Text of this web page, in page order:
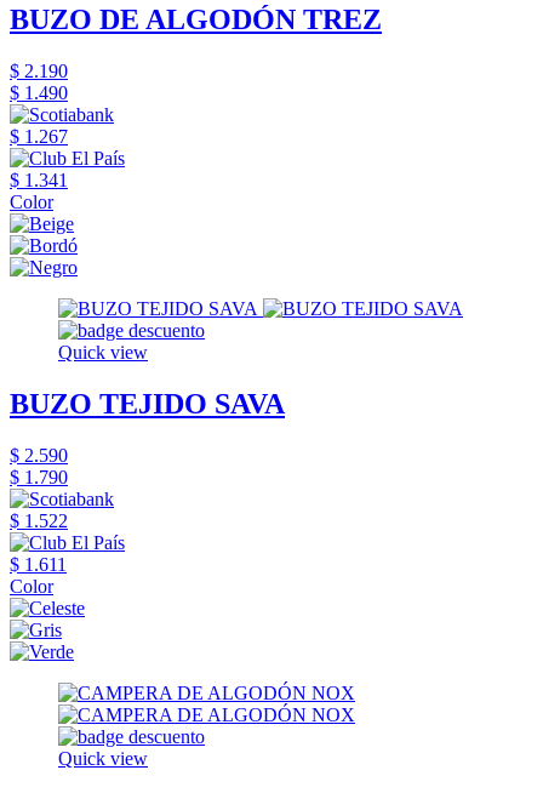
BUZO DE ALGODÓN TREZ
$ 2.190
$ 1.490
$ 1.267
$ 1.341
Color
Quick view
BUZO TEJIDO SAVA
$ 2.590
$ 1.790
$ 1.522
$ 1.611
Color
Quick view